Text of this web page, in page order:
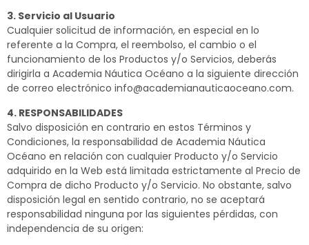
3. Servicio al Usuario
Cualquier solicitud de información, en especial en lo
referente a la Compra, el reembolso, el cambio o el
funcionamiento de los Productos y/o Servicios, deberás
dirigirla a Academia Náutica Océano a la siguiente dirección
de correo electrónico info@academianauticaoceano.com.
4. RESPONSABILIDADES
Salvo disposición en contrario en estos Términos y
Condiciones, la responsabilidad de Academia Náutica
Océano en relación con cualquier Producto y/o Servicio
adquirido en la Web está limitada estrictamente al Precio de
Compra de dicho Producto y/o Servicio. No obstante, salvo
disposición legal en sentido contrario, no se aceptará
responsabilidad ninguna por las siguientes pérdidas, con
independencia de su origen: